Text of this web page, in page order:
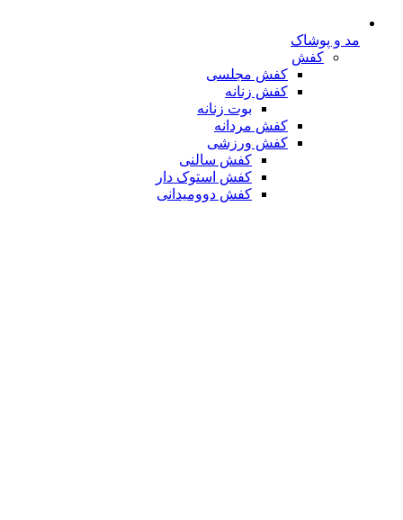
مد و پوشاک
کفش
کفش مجلسی
کفش زنانه
بوت زنانه
کفش مردانه
کفش ورزشی
کفش سالنی
کفش استوک دار
کفش دوومیدانی